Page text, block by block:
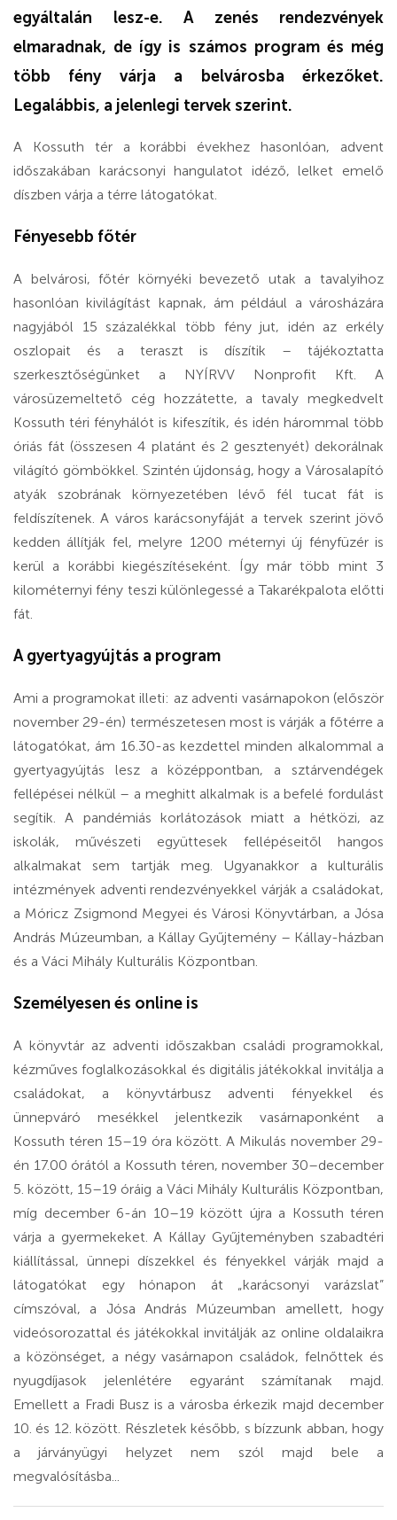
egyáltalán lesz-e. A zenés rendezvények
elmaradnak, de így is számos program és még
több fény várja a belvárosba érkezőket.
Legalábbis, a jelenlegi tervek szerint.
A Kossuth tér a korábbi évekhez hasonlóan, advent
időszakában karácsonyi hangulatot idéző, lelket emelő
díszben várja a térre látogatókat.
Fényesebb főtér
A belvárosi, főtér környéki bevezető utak a tavalyihoz
hasonlóan kivilágítást kapnak, ám például a városházára
nagyjából 15 százalékkal több fény jut, idén az erkély
oszlopait és a teraszt is díszítik – tájékoztatta
szerkesztőségünket a NYÍRVV Nonprofit Kft. A
városüzemeltető cég hozzátette, a tavaly megkedvelt
Kossuth téri fényhálót is kifeszítik, és idén hárommal több
óriás fát (összesen 4 platánt és 2 gesztenyét) dekorálnak
világító gömbökkel. Szintén újdonság, hogy a Városalapító
atyák szobrának környezetében lévő fél tucat fát is
feldíszítenek. A város karácsonyfáját a tervek szerint jövő
kedden állítják fel, melyre 1200 méternyi új fényfüzér is
kerül a korábbi kiegészítéseként. Így már több mint 3
kilométernyi fény teszi különlegessé a Takarékpalota előtti
fát.
A gyertyagyújtás a program
Ami a programokat illeti: az adventi vasárnapokon (először
november 29-én) természetesen most is várják a főtérre a
látogatókat, ám 16.30-as kezdettel minden alkalommal a
gyertyagyújtás lesz a középpontban, a sztárvendégek
fellépései nélkül – a meghitt alkalmak is a befelé fordulást
segítik. A pandémiás korlátozások miatt a hétközi, az
iskolák, művészeti együttesek fellépéseitől hangos
alkalmakat sem tartják meg. Ugyanakkor a kulturális
intézmények adventi rendezvényekkel várják a családokat,
a Móricz Zsigmond Megyei és Városi Könyvtárban, a Jósa
András Múzeumban, a Kállay Gyűjtemény – Kállay-házban
és a Váci Mihály Kulturális Központban.
Személyesen és online is
A könyvtár az adventi időszakban családi programokkal,
kézműves foglalkozásokkal és digitális játékokkal invitálja a
családokat, a könyvtárbusz adventi fényekkel és
ünnepváró mesékkel jelentkezik vasárnaponként a
Kossuth téren 15–19 óra között. A Mikulás november 29-
én 17.00 órától a Kossuth téren, november 30–december
5. között, 15–19 óráig a Váci Mihály Kulturális Központban,
míg december 6-án 10–19 között újra a Kossuth téren
várja a gyermekeket. A Kállay Gyűjteményben szabadtéri
kiállítással, ünnepi díszekkel és fényekkel várják majd a
látogatókat egy hónapon át „karácsonyi varázslat”
címszóval, a Jósa András Múzeumban amellett, hogy
videósorozattal és játékokkal invitálják az online oldalaikra
a közönséget, a négy vasárnapon családok, felnőttek és
nyugdíjasok jelenlétére egyaránt számítanak majd.
Emellett a Fradi Busz is a városba érkezik majd december
10. és 12. között. Részletek később, s bízzunk abban, hogy
a járványügyi helyzet nem szól majd bele a
megvalósításba...